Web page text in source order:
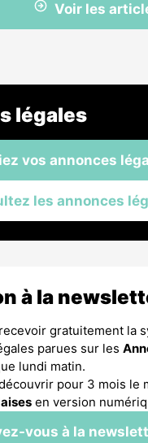
Voir les
légales
vos annonces
les annonces
à la
gratuitement la
parues sur les
lundi matin.
pour 3 mois le
en version
vous à la